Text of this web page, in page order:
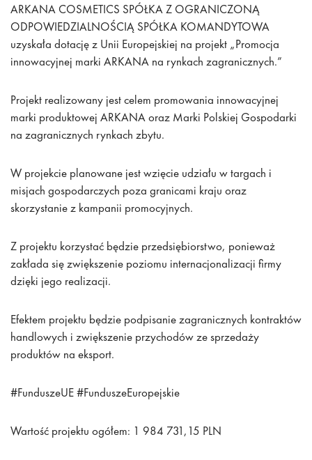
ARKANA COSMETICS SPÓŁKA Z OGRANICZONĄ
ODPOWIEDZIALNOŚCIĄ SPÓŁKA KOMANDYTOWA
uzyskała dotację z Unii Europejskiej na projekt „Promocja
innowacyjnej marki ARKANA na rynkach zagranicznych.”
Projekt realizowany jest celem promowania innowacyjnej
marki produktowej ARKANA oraz Marki Polskiej Gospodarki
na zagranicznych rynkach zbytu.
W projekcie planowane jest wzięcie udziału w targach i
misjach gospodarczych poza granicami kraju oraz
skorzystanie z kampanii promocyjnych.
Z projektu korzystać będzie przedsiębiorstwo, ponieważ
zakłada się zwiększenie poziomu internacjonalizacji firmy
dzięki jego realizacji.
Efektem projektu będzie podpisanie zagranicznych kontraktów
handlowych i zwiększenie przychodów ze sprzedaży
produktów na eksport.
#FunduszeUE #FunduszeEuropejskie
Wartość projektu ogółem: 1 984 731,15 PLN